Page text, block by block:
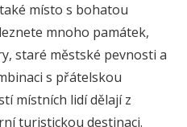
místo s bohatou
mnoho památek,
staré městské pevnosti a
s přátelskou
místních lidí dělají z
turistickou destinaci.